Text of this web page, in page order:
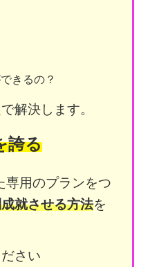
きるの？
で解決します。
誇る
専用のプランをつ
就させる方法を
さい